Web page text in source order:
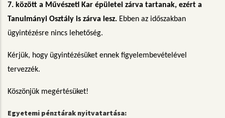
7. között a Művészeti Kar épületei zárva tartanak, ezért a
Tanulmányi Osztály is zárva lesz. Ebben az időszakban
ügyintézésre nincs lehetőség.
Kérjük, hogy ügyintézésüket ennek figyelembevételével
tervezzék.
Köszönjük megértésüket!
Egyetemi pénztárak nyitvatartása: